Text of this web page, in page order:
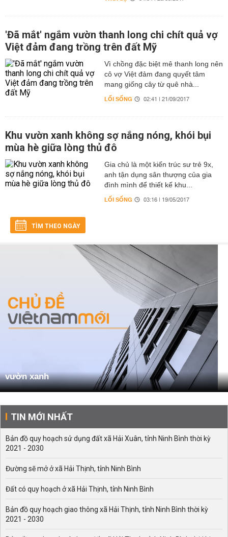
'Đã mắt' ngắm vườn thanh long chi chít quả vợ
Việt đảm đang trồng trên đất Mỹ
Vì chồng đặc biệt mê thanh long nên
cô vợ Việt đảm đang quyết tâm
mang giống cây từ quê nhà...
LỐI SỐNG 02:41 | 21/09/2017
Khu vườn xanh không sợ nắng nóng, khói bụi
mùa hè giữa lòng thủ đô
Gia chủ là một kiến trúc sư trẻ 9x,
anh tận dụng sân thượng của gia
đình mình để thiết kế khu...
LỐI SỐNG 03:16 | 19/05/2017
TÌM THEO NGÀY
vườn xanh
TIN MỚI NHẤT
Bản đồ quy hoạch sử dụng đất xã Hải Xuân, tỉnh Ninh Bình thời kỳ
2021 - 2030
Đường sẽ mở ở xã Hải Thịnh, tỉnh Ninh Bình
Đất có quy hoạch ở xã Hải Thịnh, tỉnh Ninh Bình
Bản đồ quy hoạch giao thông xã Hải Thịnh, tỉnh Ninh Bình thời kỳ
2021 - 2030